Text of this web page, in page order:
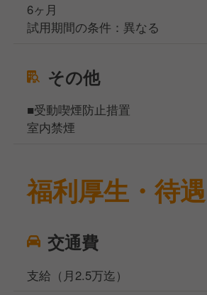
6ヶ月
試用期間の条件：異なる
その他
■受動喫煙防止措置
室内禁煙
福利厚生・待遇
交通費
支給（月2.5万迄）